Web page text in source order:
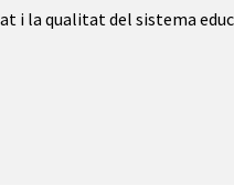
i la qualitat del sistema